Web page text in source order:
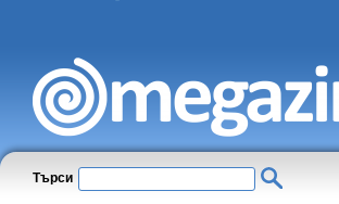
Търси